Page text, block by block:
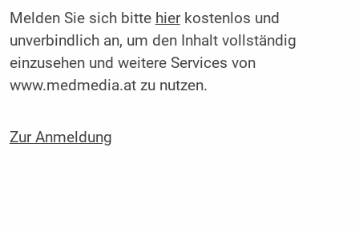
Melden Sie sich bitte hierkostenlos und
unverbindlich an, um den Inhalt vollständig
einzusehen und weitere Services von
www.medmedia.at zu nutzen.
Zur Anmeldung